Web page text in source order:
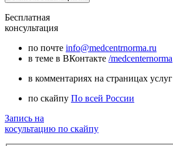
Бесплатная
консультация
по почте info@medcentrnorma.ru
в теме в ВКонтакте /medcenternorma
в комментариях на страницах услуг
по скайпу По всей России
Запись на
косультацию по скайпу